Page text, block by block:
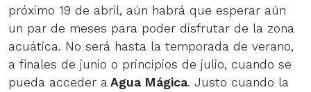
próximo 19 de abril, aún habrá que esperar aún
un par de meses para poder disfrutar de la zona
acuática. No será hasta la temporada de verano,
a finales de junio o principios de julio, cuando se
pueda acceder a Agua Mágica. Justo cuando la